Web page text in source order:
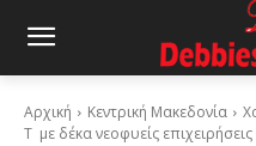
Αρχική Κεντρική Μακεδονία
T με δέκα νεοφυείς επιχειρήσεις